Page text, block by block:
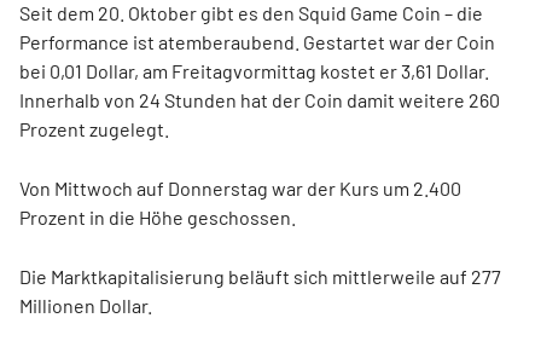
Seit dem 20. Oktober gibt es den Squid Game Coin – die
Performance ist atemberaubend. Gestartet war der Coin
bei 0,01 Dollar, am Freitagvormittag kostet er 3,61 Dollar.
Innerhalb von 24 Stunden hat der Coin damit weitere 260
Prozent zugelegt.
Von Mittwoch auf Donnerstag war der Kurs um 2.400
Prozent in die Höhe geschossen.
Die Marktkapitalisierung beläuft sich mittlerweile auf 277
Millionen Dollar.